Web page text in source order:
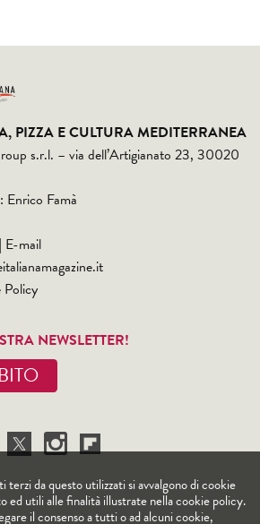
PIZZA E CULTURA MEDITERRANEA
s.r.l. – via dell’Artigianato 23, 30020
Enrico Famà
E-mail
NEWSLETTER!
da questo utilizzati si avvalgono di cookie
ed utili alle finalità illustrate nella cookie policy.
il consenso a tutti o ad alcuni cookie,